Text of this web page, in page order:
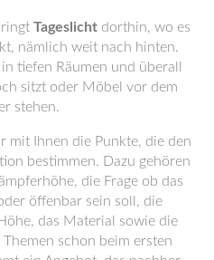
Tageslicht dorthin, wo es
nämlich weit nach hinten.
tiefen Räumen und überall
sitzt oder Möbel vor dem
stehen.
mit Ihnen die Punkte, die den
bestimmen. Dazu gehören
die Frage ob das
öffenbar sein soll, die
das Material sowie die
schon beim ersten